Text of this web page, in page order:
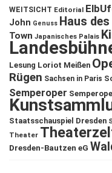
WEITSICHT Editorial
John Genuss Haus
Town Japanisches Palais
Lesung Loriot Meißen
Rügen Sachsen in Paris
Semperoper
Staatsschauspiel Dresden
Theater
Dresden-Bautzen eG